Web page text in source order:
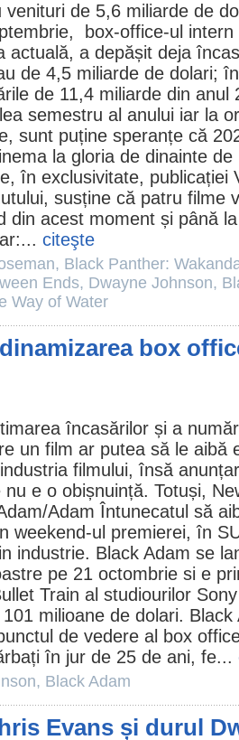
venituri de 5,6 miliarde de
box-office-ul
actuală, a depășit deja
de 4,5 miliarde de dolari;
de 11,4 miliarde din anul
semestru al anului iar la
sunt puține speranțe că
la gloria de dinainte
în exclusivitate, publicației
susține că patru filme
din acest moment și până
... citeşte
, Black Panther:
Ends, Dwayne Johnson,
Way of Water
box
încasărilor și a
un film ar putea să le aibă
filmului, însă
nu e o obișnuință. Totuși,
/Adam Întunecatul să
weekend-ul premierei, în
industrie. Black Adam se
pe 21 octombrie si e
Train al studiourilor
milioane de dolari. Black
de vedere al box
în jur de 25 de ani, fe...
, Black Adam
Evans și durul